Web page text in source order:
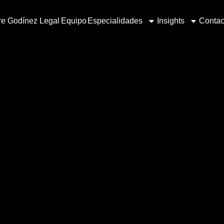
Godínez Legal Equipo Especialidades Insights